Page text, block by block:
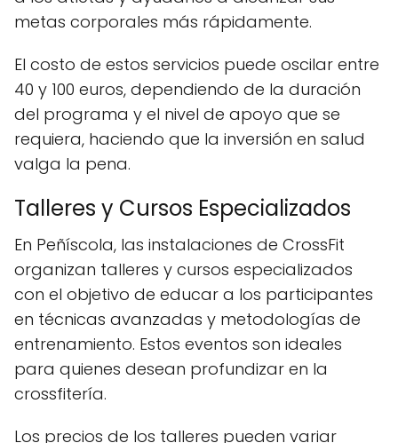
metas corporales más rápidamente.
El costo de estos servicios puede oscilar entre
40 y 100 euros, dependiendo de la duración
del programa y el nivel de apoyo que se
requiera, haciendo que la inversión en salud
valga la pena.
Talleres y Cursos Especializados
En Peñíscola, las instalaciones de CrossFit
organizan talleres y cursos especializados
con el objetivo de educar a los participantes
en técnicas avanzadas y metodologías de
entrenamiento. Estos eventos son ideales
para quienes desean profundizar en la
crossfitería.
Los precios de los talleres pueden variar